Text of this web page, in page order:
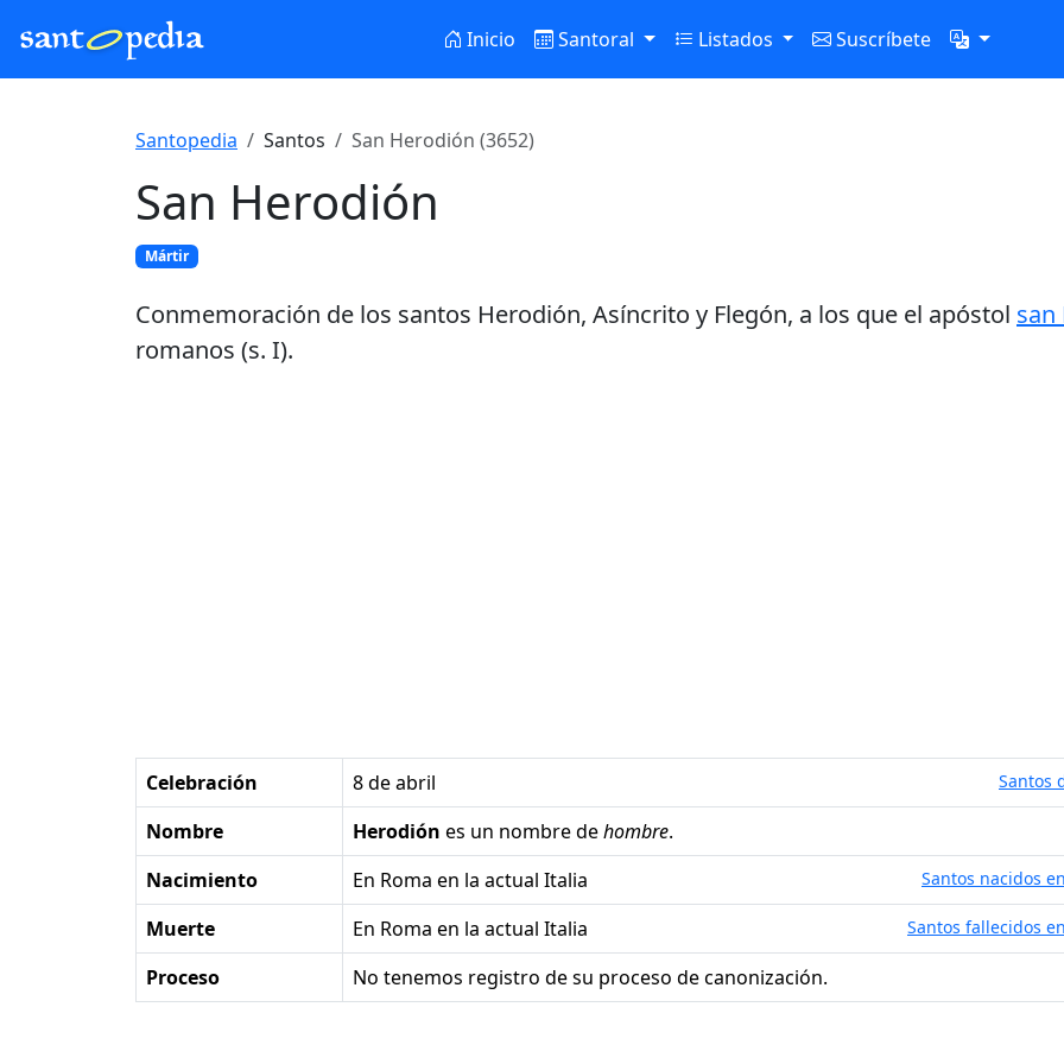
Inicio Santoral Listados Suscríbete
Santopedia Santos San Herodión (3652)
San Herodión
Mártir
Conmemoración de los santos Herodión, Asíncrito y Flegón, a los que el apóstol san
romanos (s. I).
Celebración 8 de abril Santos
Nombre Herodión es un nombre dehombre.
Nacimiento
en Roma en la actual Italia Santos nacidos
Muerte en Roma en la actual Italia Santos fallecidos
Proceso No tenemos registro de su proceso de canonización.